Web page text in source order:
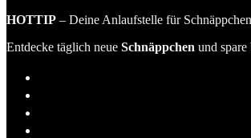
HOTTIP – Deine Anlaufstelle für
Entdecke täglich neue Schnäppchen und